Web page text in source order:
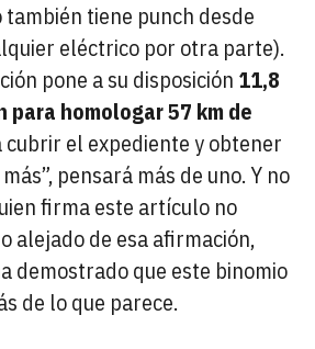
tiene punch desde
eléctrico por otra parte).
pone a su disposición 11,8
para homologar 57 km de
cubrir el expediente y obtener
pensará más de uno. Y no
firma este artículo no
alejado de esa afirmación,
demostrado que este binomio
de lo que parece.